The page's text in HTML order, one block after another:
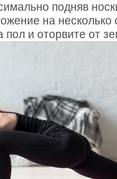
подняв
на несколько
пол и оторвите от